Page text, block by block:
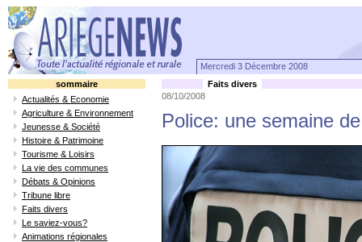
Mercredi 3 Décembre 2008
sommaire
Actualités & Economie
Agriculture & Environnement
Jeunesse & Société
Histoire & Patrimoine
Tourisme & Loisirs
La vie des communes
Débats & Opinions
Tribune libre
Faits divers
Le saviez-vous?
Animations régionales
Faits divers
08/10/2008
Police: une semaine